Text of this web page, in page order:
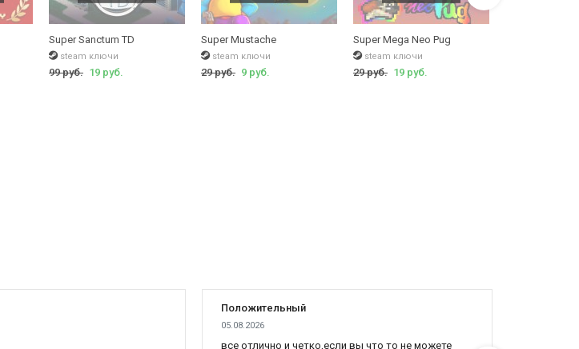
Super Sanctum TD
steam ключи
99 руб. 19 руб.
Super Mustache
steam ключи
29 руб. 9 руб.
Super Mega Neo Pug
steam ключи
29 руб. 19 руб.
Положительный
05.08.2026
все отлично и четко,если вы что то не можете